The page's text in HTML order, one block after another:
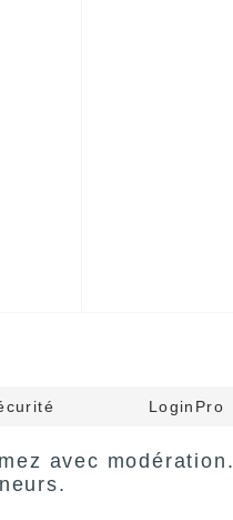
LoginPro
avec modération.